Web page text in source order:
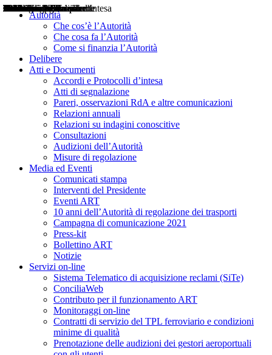
Autorità
Che cos’è l’Autorità
Che cosa fa l’Autorità
Come si finanzia l’Autorità
Delibere
Atti e Documenti
Accordi e Protocolli d’intesa
Atti di segnalazione
Pareri, osservazioni RdA e altre comunicazioni
Relazioni annuali
Relazioni su indagini conoscitive
Consultazioni
Audizioni dell’Autorità
Misure di regolazione
Media ed Eventi
Comunicati stampa
Interventi del Presidente
Eventi ART
10 anni dell’Autorità di regolazione dei trasporti
Campagna di comunicazione 2021
Press-kit
Bollettino ART
Notizie
Servizi on-line
Sistema Telematico di acquisizione reclami (SiTe)
ConciliaWeb
Contributo per il funzionamento ART
Monitoraggi on-line
Contratti di servizio del TPL ferroviario e condizioni
minime di qualità
Prenotazione delle audizioni dei gestori aeroportuali
Delibere
Pareri
Consultazioni
Audizioni
Atti di Segnalazione
Accordi e Protocolli d'Intesa
Relazioni annuali
Misure di regolazione
Notizie
Comunicati Stampa
Bollettini ART
Convegni ART
Interviste del Presidente
Articoli in primo piano
Interventi del Presidente
2004
2005
2010
2013
2014
2015
2016
2017
2018
2019
202
2020
2021
2022
2023
2024
2025
2026
Aereo
Marittimo
Terrestre